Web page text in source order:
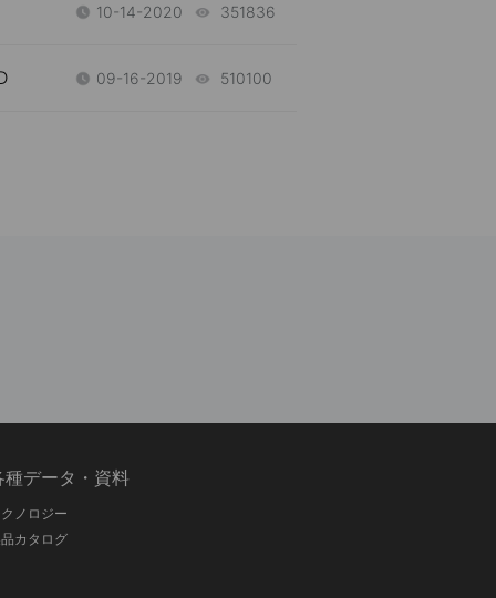
10-14-2020 351836
09-16-2019 510100
種データ・資料
ノロジー
カタログ